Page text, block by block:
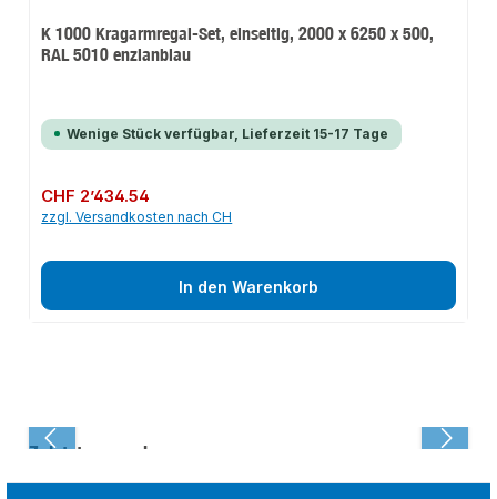
K 1000 Kragarmregal-Set, einseitig, 2000 x 6250 x 500,
RAL 5010 enzianblau
Wenige Stück verfügbar, Lieferzeit 15-17 Tage
Regulärer Preis:
CHF 2’434.54
zzgl. Versandkosten nach CH
In den Warenkorb
Zuletzt angesehen: